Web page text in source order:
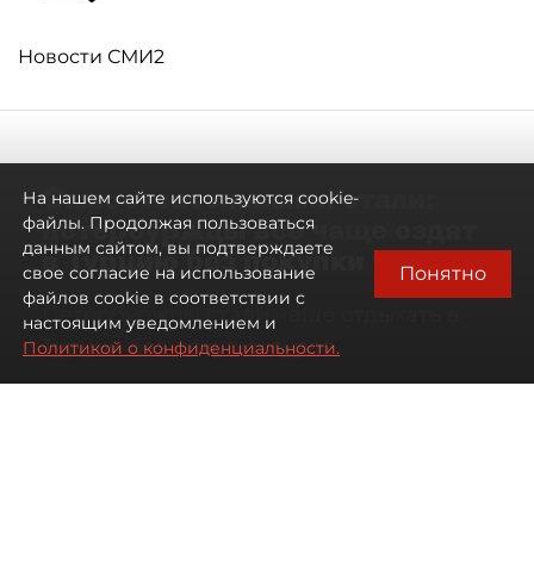
Новости СМИ2
Самостоятельными стали:
петербуржцы всё чаще ездят
в Турцию без покупки туров
Петербуржцы стали чаще отдыхать в
Турции без покупки туров
На нашем сайте используются cookie-
файлы. Продолжая пользоваться
данным сайтом, вы подтверждаете
свое согласие на использование
файлов cookie в соответствии с
настоящим уведомлением и
Политикой о конфиденциальности.
Понятно